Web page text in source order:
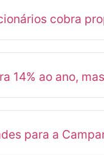
cobra
14% ao ano,
para a